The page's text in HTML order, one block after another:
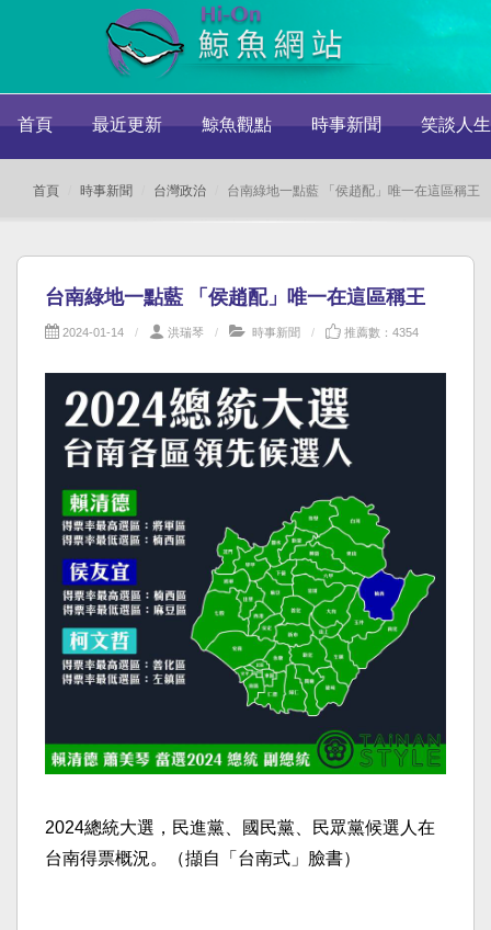
首頁 最近更新 鯨魚觀點 時事新聞 笑談人生
首頁 時事新聞 台灣政治 台南綠地一點藍 「侯趙配」唯一在這區稱王
台南綠地一點藍 「侯趙配」唯一在這區稱王
2024-01-14 洪瑞琴 時事新聞 推薦數：4354
2024總統大選，民進黨、國民黨、民眾黨候選人在
台南得票概況。（擷自「台南式」臉書）